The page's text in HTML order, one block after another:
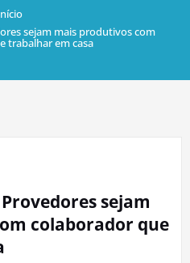
sejam mais produtivos com
trabalhar em casa
sejam
colaborador que